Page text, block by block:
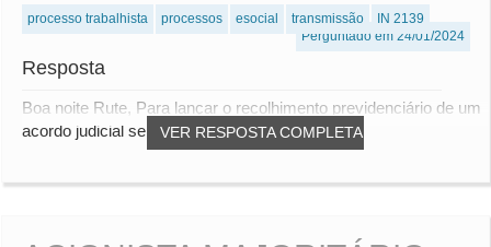
processo trabalhista processos esocial transmissão
IN 2139
Perguntado em 24/01/2024
Resposta
VER RESPOSTA COMPLETA
Boa noite Rute, Para lançar o recolhimento previdenciário de um
acordo judicial sem reconhecimento d...